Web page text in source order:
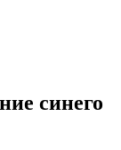
синего